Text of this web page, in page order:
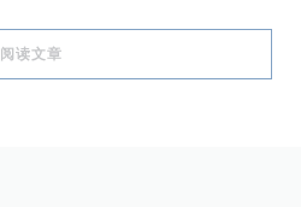
阅读文章((在新窗口中打开))